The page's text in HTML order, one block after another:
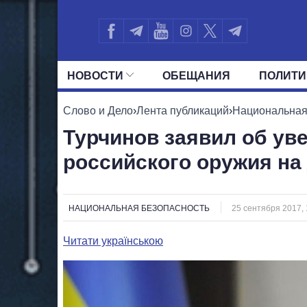
НОВОСТИ ОБЕЩАНИЯ
ВСЕ ПОЛИТИКИ ПРЕЗИДЕНТ И
Слово и Дело›Лента публикаций›
Турчинов заявил об
российского оружия
НАЦИОНАЛЬНАЯ БЕЗОПАСНОСТЬ 25 сентября 2017,
Читати українською